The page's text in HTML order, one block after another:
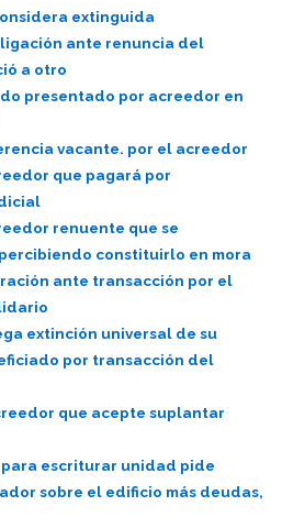
extinguida
ante renuncia del
a otro
presentado por acreedor en
vacante. por el acreedor
que pagará por
renuente que se
constituirlo en mora
ante transacción por el
extinción universal de su
por transacción del
que acepte suplantar
escriturar unidad pide
sobre el edificio más deudas,